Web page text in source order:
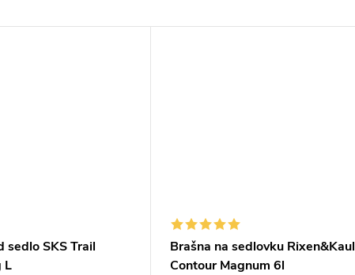
sedlo SKS Trail
L
Brašna na sedlovku Rixen&Kaul
Contour Magnum 6l